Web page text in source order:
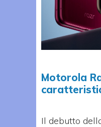
Motorola
Il debutto